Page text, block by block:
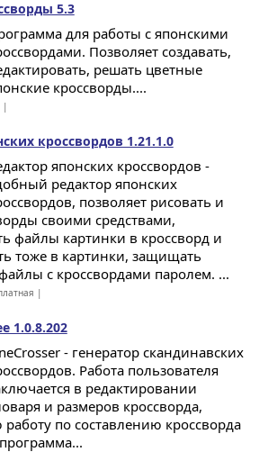
5.3
для работы с японскими
Позволяет создавать,
решать цветные
кроссворды....
|
кроссвордов 1.21.1.0
японских кроссвордов -
редактор японских
позволяет рисовать и
своими средствами,
файлы картинки в кроссворд и
тоже в картинки, защищать
с кроссвордами паролем. ...
|
1.0.8.202
- генератор скандинавских
Работа пользователя
в редактировании
и размеров кроссворда,
по составлению кроссворда